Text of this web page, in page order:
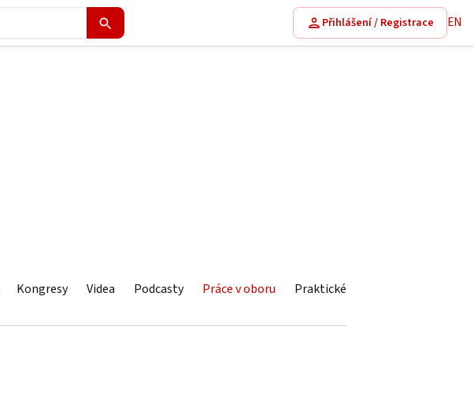
Přihlášení / Registrace EN
Kongresy Videa Podcasty Práce v oboru Praktické